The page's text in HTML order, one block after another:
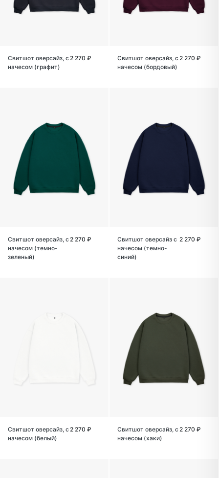
Свитшот оверсайз, с
начесом (графит)
2 270 ₽
Свитшот оверсайз, с
начесом (бордовый)
2 270 ₽
Свитшот оверсайз, с
начесом (темно-
зеленый)
2 270 ₽
Свитшот оверсайз с
начесом (темно-
синий)
2 270 ₽
Свитшот оверсайз, с
начесом (белый)
2 270 ₽
Свитшот оверсайз, с
начесом (хаки)
2 270 ₽